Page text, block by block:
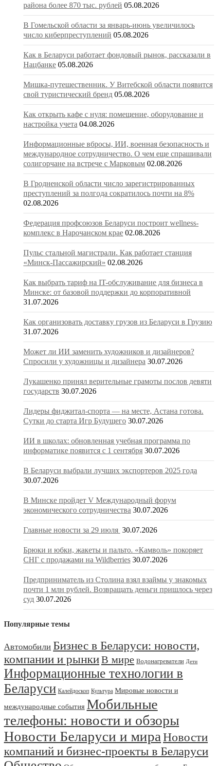
района более 870 тыс. рублей 05.08.2026
В Гомельской области за январь-июнь увеличилось
число киберпреступлений 05.08.2026
Как в Беларуси работает фондовый рынок, рассказали в
Нацбанке 05.08.2026
Мишка-путешественник. У Витебской области появится
свой туристический бренд 05.08.2026
Как открыть кафе с нуля: помещение, оборудование и
настройка учета 04.08.2026
Информационные вбросы, ИИ, военная безопасность и
международное сотрудничество. О чем еще спрашивали
солигорчане на встрече с Марковым 02.08.2026
В Гродненской области число зарегистрированных
преступлений за полгода сократилось почти на 8%
02.08.2026
Федерация профсоюзов Беларуси построит wellness-
комплекс в Нарочанском крае 02.08.2026
Пульс стальной магистрали. Как работает станция
«Минск-Пассажирский» 02.08.2026
Как выбрать тариф на IT-обслуживание для бизнеса в
Минске: от базовой поддержки до корпоративной
31.07.2026
Как организовать доставку грузов из Беларуси в Грузию
31.07.2026
Может ли ИИ заменить художников и дизайнеров?
Спросили у художницы и дизайнера 30.07.2026
Лукашенко принял верительные грамоты послов девяти
государств 30.07.2026
Лидеры фиджитал-спорта — на месте, Астана готова.
Сутки до старта Игр Будущего 30.07.2026
ИИ в школах: обновленная учебная программа по
информатике появится с 1 сентября 30.07.2026
В Беларуси выбрали лучших экспортеров 2025 года
30.07.2026
В Минске пройдет V Международный форум
экономического сотрудничества 30.07.2026
Главные новости за 29 июля 30.07.2026
Брюки и юбки, жакеты и пальто. «Камволь» покоряет
СНГ с продажами на Wildberries 30.07.2026
Предприниматель из Столина взял взаймы у знакомых
почти 1 млн рублей. Возвращать деньги пришлось через
суд 30.07.2026
Популярные темы
Автомобили Бизнес в Беларуси: новости,
компании и рынкиВ мире Водонагреватели Дети
Информационные технологии в
Беларуси Калейдоскоп Культура Мировые новости и
международные события Мобильные
телефоны: новости и обзоры
Новости Беларуси и мираНовости
компаний и бизнес-проекты в Беларуси